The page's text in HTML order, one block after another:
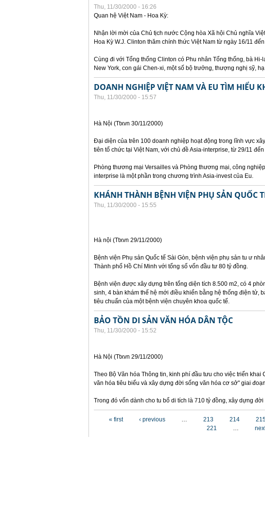
Thu, 11/30/2000 - 16:26
Quan hệ Việt Nam - Hoa Kỳ:
Nhận lời mời của Chủ tịch nước Cộng hòa Xã hội Chủ nghĩa
Hoa Kỳ W.J. Clinton thăm chính thức Việt Nam từ ngày 16/11
Cùng đi với Tổng thống Clinton có Phu nhân Tổng thống, bà
New York, con gái Chen-xi, một số bộ trưởng, thượng nghị sỹ,
DOANH NGHIỆP VIỆT NAM VÀ EU TÌM HIỂU
Thu, 11/30/2000 - 15:57
Hà Nội (Ttxvn 30/11/2000)
Đại diện của trên 100 doanh nghiệp hoạt động trong lĩnh vực
tiên tổ chức tại Việt Nam, với chủ đề Asia-interprise, từ 29/11
Phòng thương mại Versailles và Phòng thương mại, công
interprise là một phần trong chương trình Asia-invest của Eu.
KHÁNH THÀNH BỆNH VIỆN PHỤ SẢN QUỐC
Thu, 11/30/2000 - 15:55
Hà nội (Ttxvn 29/11/2000)
Bệnh viện Phụ sản Quốc tế Sài Gòn, bệnh viện phụ sản tu ư
Thành phố Hồ Chí Minh với tổng số vốn đầu tư 80 tỷ đồng.
Bệnh viện được xây dựng trên tổng diện tích 8.500 m2, có 4
sinh, 4 bàn khám thế hệ mới điều khiển bằng hệ thống điện tử,
tiêu chuẩn của một bệnh viện chuyên khoa quốc tế.
BẢO TỒN DI SẢN VĂN HÓA DÂN TỘC
Thu, 11/30/2000 - 15:52
Hà Nội (Ttxvn 29/11/2000)
Theo Bộ Văn hóa Thông tin, kinh phí đầu tưu cho việc triển
văn hóa tiêu biểu và xây dựng đời sống văn hóa cơ sở" giai
Trong đó vốn dành cho tu bổ di tích là 710 tỷ đồng, xây dựng
« first ‹ previous … 213 214
221
…